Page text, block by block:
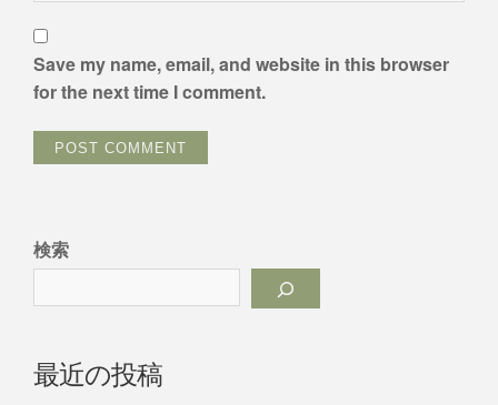
Save my name, email, and website in this browser
for the next time I comment.
検索
最近の投稿